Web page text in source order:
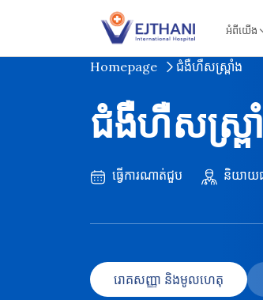
អំពីយើង
Homepage ជំងឺហឺសស្ព្រាំង
ជំងឺហឺសស្ព្រ
ធ្វើការណាត់ជួប និយាយ
រោគសញ្ញា និងមូលហេតុ